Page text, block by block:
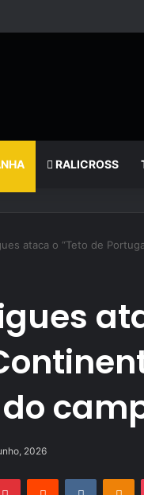
RALICROSS
ataca o “Teto de
2026
PinterestReddit